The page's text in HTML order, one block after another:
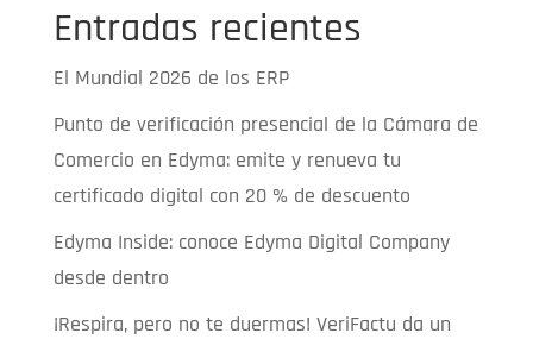
Entradas recientes
El Mundial 2026 de los ERP
Punto de verificación presencial de la Cámara de
Comercio en Edyma: emite y renueva tu
certificado digital con 20 % de descuento
Edyma Inside: conoce Edyma Digital Company
desde dentro
¡Respira, pero no te duermas! VeriFactu da un